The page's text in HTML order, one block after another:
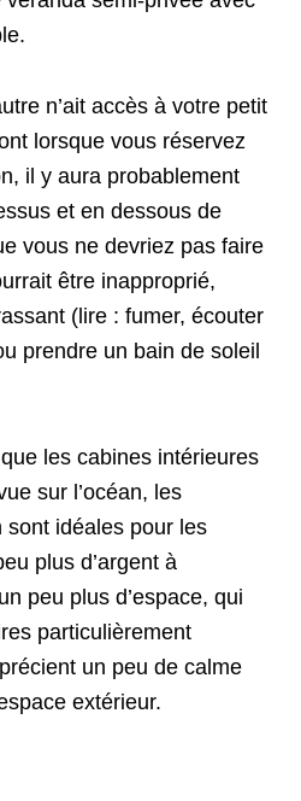
n’ait accès à votre petit
lorsque vous réservez
il y aura probablement
et en dessous de
vous ne devriez pas faire
être inapproprié,
(lire : fumer, écouter
prendre un bain de soleil
les cabines intérieures
sur l’océan, les
idéales pour les
plus d’argent à
peu plus d’espace, qui
particulièrement
un peu de calme
extérieur.